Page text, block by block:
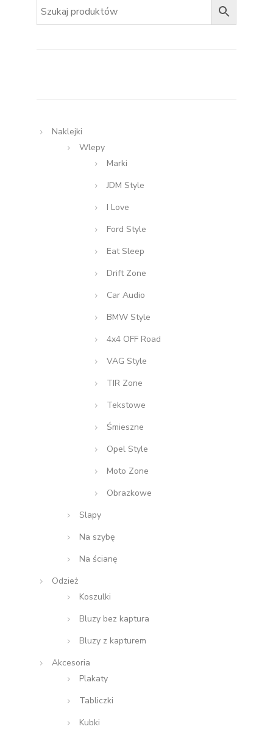
Naklejki
Wlepy
Marki
JDM Style
I Love
Ford Style
Eat Sleep
Drift Zone
Car Audio
BMW Style
4x4 OFF Road
VAG Style
TIR Zone
Tekstowe
Śmieszne
Opel Style
Moto Zone
Obrazkowe
Slapy
Na szybę
Na ścianę
Odzież
Koszulki
Bluzy bez kaptura
Bluzy z kapturem
Akcesoria
Plakaty
Tabliczki
Kubki